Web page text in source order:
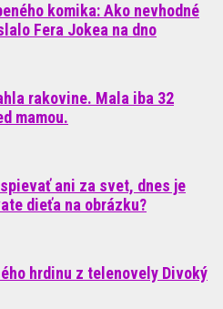
komika: Ako nevhodné
Fera Jokea na dno
rakovine. Mala iba 32
mamou.
ani za svet, dnes je
dieťa na obrázku?
hrdinu z telenovely Divoký